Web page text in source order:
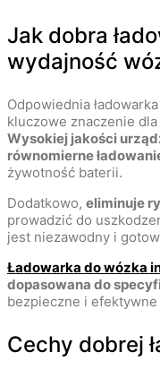
Jak dobra
wydajność
Odpowiednia
kluczowe znaczenie
Wysokiej jakości
równomierne
żywotność baterii.
Dodatkowo, eliminuje
prowadzić do
jest niezawodny i
Ładowarka do wózka
dopasowana do
bezpieczne i efektywne
Cechy dobrej